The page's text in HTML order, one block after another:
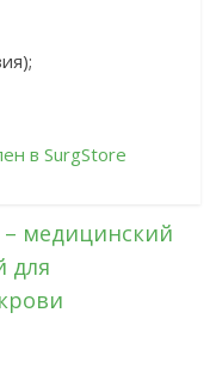
в SurgStore
– медицинский
для